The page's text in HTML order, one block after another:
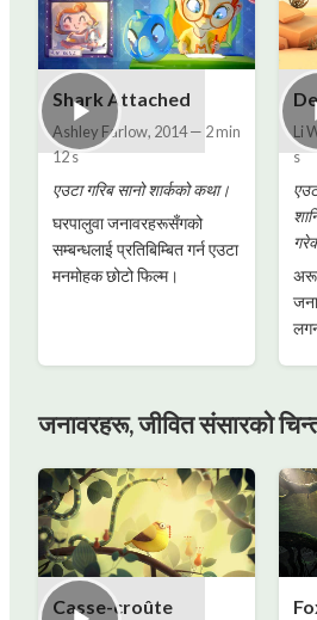
Shark Attached
Ashley Farlow, 2014— 2 min
12 s
एउटा गरिब सानो शार्कको कथा।
घरपालुवा जनावरहरूसँगको
सम्बन्धलाई प्रतिबिम्बित गर्न एउटा
मनमोहक छोटो फिल्म।
Li
s
जनावरहरू, जीवित संसारको
Casse-croûte